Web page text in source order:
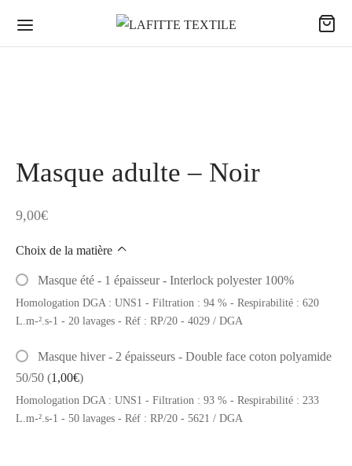
Masque adulte – Noir
9,00€
Choix de la matière
Masque été - 1 épaisseur - Interlock polyester 100%
Homologation DGA : UNS1 - Filtration : 94 % - Respirabilité : 620
L.m-².s-1 - 20 lavages - Réf : RP/20 - 4029 / DGA
Masque hiver - 2 épaisseurs - Double face coton polyamide
50/50 (1,00€)
Homologation DGA : UNS1 - Filtration : 93 % - Respirabilité : 233
L.m-².s-1 - 50 lavages - Réf : RP/20 - 5621 / DGA